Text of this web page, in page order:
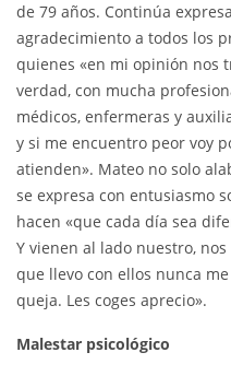
de 79 años. Continúa
agradecimiento a todos los
quienes «en mi opinión nos
verdad, con mucha
médicos, enfermeras y
y si me encuentro peor voy
atienden». Mateo no solo
se expresa con entusiasmo
hacen «que cada día sea
Y vienen al lado nuestro,
que llevo con ellos nunca
queja. Les coges aprecio».
Malestar psicológico